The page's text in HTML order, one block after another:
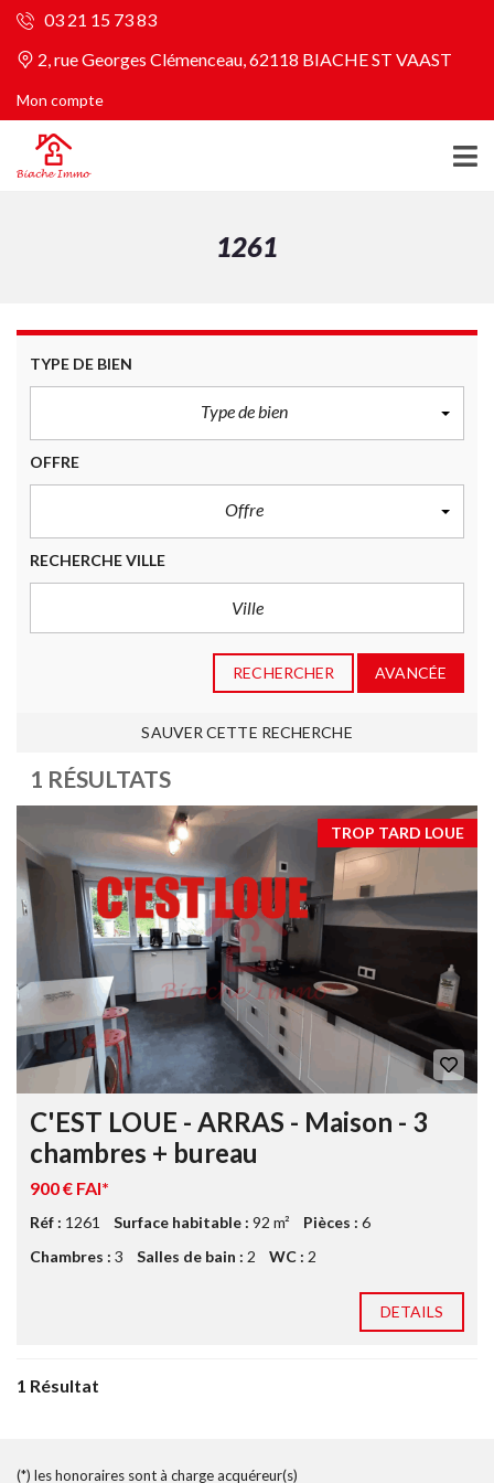
03 21 15 73 83
2, rue Georges Clémenceau, 62118 BIACHE ST VAAST
Mon compte
1261
TYPE DE BIEN
Type de bien
OFFRE
Offre
RECHERCHE VILLE
RECHERCHER AVANCÉE
SAUVER CETTE RECHERCHE
1 RÉSULTATS
TROP TARD LOUE
C'EST LOUE - ARRAS - Maison - 3
chambres + bureau
900 € FAI*
Réf : 1261 Surface habitable : 92 m² Pièces : 6
Chambres : 3 Salles de bain : 2 WC : 2
DETAILS
1 Résultat
(*) les honoraires sont à charge acquéreur(s)